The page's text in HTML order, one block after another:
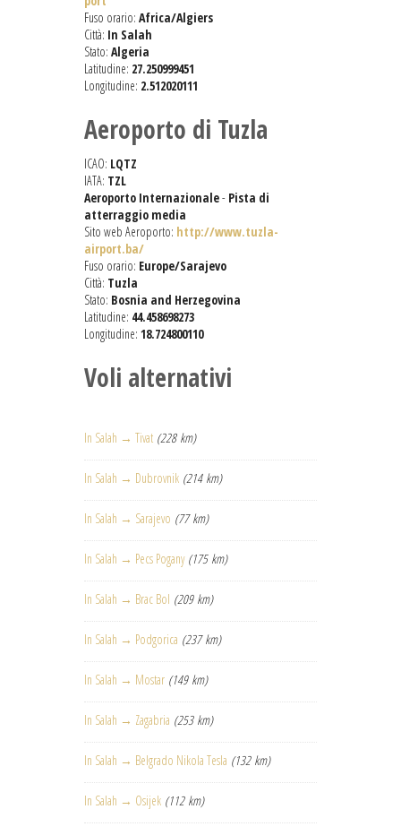
Fuso orario: Africa/Algiers
Città: In Salah
Stato: Algeria
Latitudine: 27.250999451
Longitudine: 2.512020111
Aeroporto di Tuzla
ICAO: LQTZ
IATA: TZL
Aeroporto Internazionale- Pista di
atterraggio media
Sito web Aeroporto: http://www.tuzla-
airport.ba/
Fuso orario: Europe/Sarajevo
Città: Tuzla
Stato: Bosnia and Herzegovina
Latitudine: 44.458698273
Longitudine: 18.724800110
Voli alternativi
In Salah → Tivat (228 km)
In Salah → Dubrovnik (214 km)
In Salah → Sarajevo (77 km)
In Salah → Pecs Pogany (175 km)
In Salah → Brac Bol (209 km)
In Salah → Podgorica (237 km)
In Salah → Mostar (149 km)
In Salah → Zagabria (253 km)
In Salah → Belgrado Nikola Tesla (132 km)
In Salah → Osijek (112 km)